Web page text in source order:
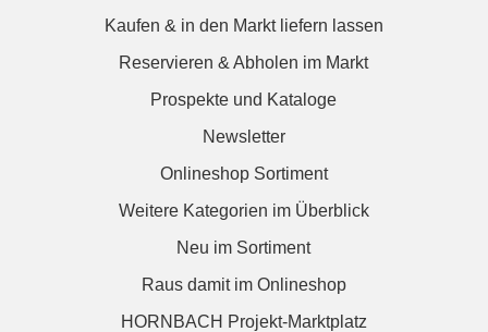
Kaufen & in den Markt liefern lassen
Reservieren & Abholen im Markt
Prospekte und Kataloge
Newsletter
Onlineshop Sortiment
Weitere Kategorien im Überblick
Neu im Sortiment
Raus damit im Onlineshop
HORNBACH Projekt-Marktplatz